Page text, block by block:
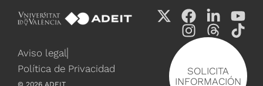
SOLICITA
INFORMACIÓN
Aviso legal
Política de Privacidad
© 2026 ADEIT